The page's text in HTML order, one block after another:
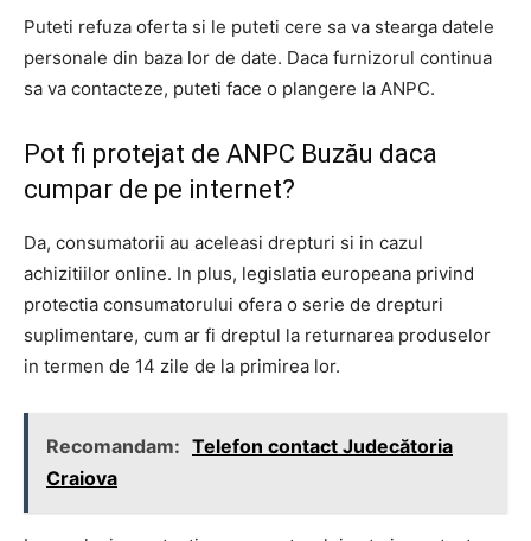
Puteti refuza oferta si le puteti cere sa va stearga datele
personale din baza lor de date. Daca furnizorul continua
sa va contacteze, puteti face o plangere la ANPC.
Pot fi protejat de ANPC Buzău daca
cumpar de pe internet?
Da, consumatorii au aceleasi drepturi si in cazul
achizitiilor online. In plus, legislatia europeana privind
protectia consumatorului ofera o serie de drepturi
suplimentare, cum ar fi dreptul la returnarea produselor
in termen de 14 zile de la primirea lor.
Recomandam: Telefon contact Judecătoria
Craiova